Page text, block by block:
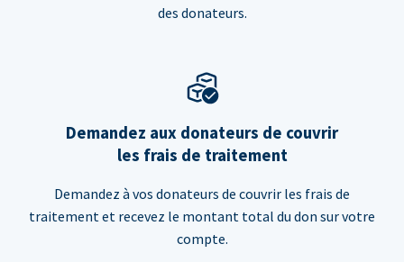
des donateurs.
Demandez aux donateurs de couvrir
les frais de traitement
Demandez à vos donateurs de couvrir les frais de
traitement et recevez le montant total du don sur votre
compte.